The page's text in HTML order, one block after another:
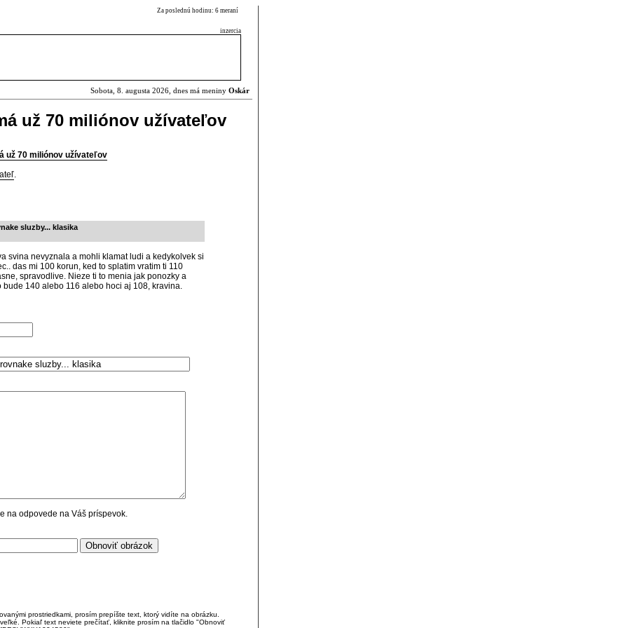
Za poslednú hodinu: 6 meraní
inzercia
Sobota, 8. augusta 2026, dnes má meniny Oskár
už 70 miliónov užívateľov
už 70 miliónov užívateľov
.
sluzby... klasika
svina nevyznala a mohli klamat ludi a kedykolvek si
das mi 100 korun, ked to splatim vratim ti 110
spravodlive. Nieze ti to menia jak ponozky a
140 alebo 116 alebo hoci aj 108, kravina.
na odpovede na Váš príspevok.
prostriedkami, prosím prepíšte text, ktorý vidíte na obrázku.
Pokiaľ text neviete prečítať, kliknite prosím na tlačidlo "Obnoviť